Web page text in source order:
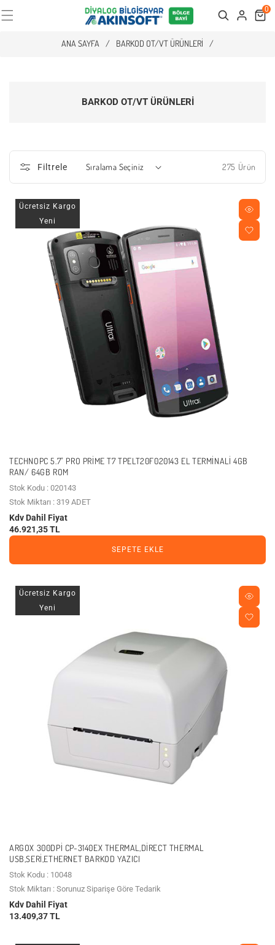
Search Cart
0
ANA SAYFA / BARKOD OT/VT ÜRÜNLERI /
BARKOD OT/VT ÜRÜNLERI
Filtrele 275 Ürün
Ücretsiz Kargo
Yeni
TECHNOPC 5.7" PRO PRIME T7 TPELT20F020143 EL TERMINALI 4GB
RAN/ 64GB ROM
Stok Kodu : 020143
Stok Miktarı : 319 ADET
Kdv Dahil Fiyat
46.921,35 TL
SEPETE EKLE
Ücretsiz Kargo
Yeni
ARGOX 300DPI CP-3140EX THERMAL,DIRECT THERMAL
USB,SERI,ETHERNET BARKOD YAZICI
Stok Kodu : 10048
Stok Miktarı : Sorunuz Siparişe Göre Tedarik
Kdv Dahil Fiyat
13.409,37 TL